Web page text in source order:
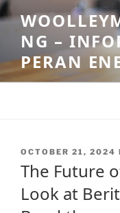
Skip
to
contentNG –
PERAN
POSTED
ON
OCTOBER 21, 2024
The Future
Look at